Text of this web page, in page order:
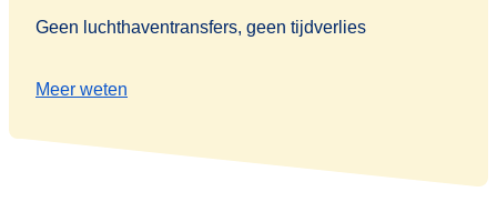
Geen luchthaventransfers, geen tijdverlies
Meer weten